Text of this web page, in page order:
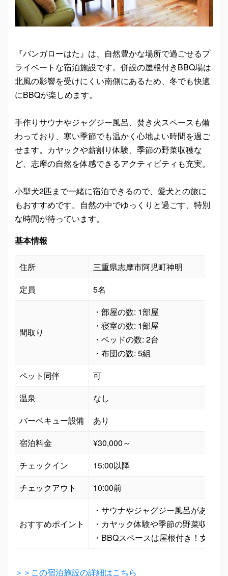
『バンガローはた』は、自然豊かな場所で過ごせるプ
ライベートな宿泊施設です。併設の屋根付きBBQ場は
北風の影響を受けにくい南側にあるため、冬でも快適
にBBQが楽しめます。
手作りサウナやジャグジー風呂、焚き火スペースも備
わっており、寒い季節でも温かく心地よい時間を過ご
せます。カヤックや薪割り体験、季節の野菜収穫な
ど、志摩の自然を体感できるアクティビティも充実。
小型犬2匹まで一緒に宿泊できるので、愛犬との旅に
もおすすめです。自然の中でゆっくりと過ごす、特別
な時間が待っています。
基本情報
住所
三重県志摩市阿児町神明
定員
5名
間取り
・部屋の数: 1部屋
・寝室の数: 1部屋
・ベッドの数: 2台
・布団の数: 5組
ペット同伴
可
温泉
なし
バーベキュー設備
あり
宿泊料金
¥30,000～
チェックイン
15:00以降
チェックアウト
10:00前
おすすめポイント
・サウナやジャグジー風呂があり
・カヤック体験や季節の野菜収穫
・BBQスペースは屋根付き！女子
＞＞この宿泊施設の詳細はこちら